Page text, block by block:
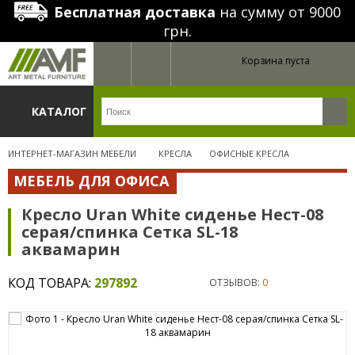
Бесплатная доставка на сумму от 9000
грн.
Корзина пуста
КАТАЛОГ
ИНТЕРНЕТ-МАГАЗИН МЕБЕЛИ КРЕСЛА ОФИСНЫЕ КРЕСЛА
МЕБЕЛЬ ДЛЯ ОФИСА
Кресло Uran White сиденье Нест-08
серая/спинка Сетка SL-18
аквамарин
КОД ТОВАРА: 297892 ОТЗЫВОВ: 0